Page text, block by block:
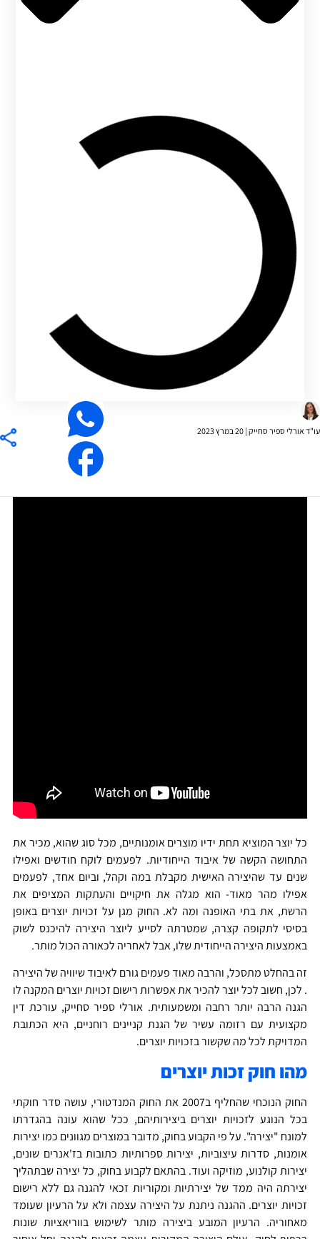
ספיר סחייק |20 במרץ 2023
יוצר המוציא תחת ידיו מוצרים אומנותיים, מכל סוג שהוא, מכיר את
הקשה של איבוד הייחודיות. לפעמים לוקח חודשים ואפילו
עד שהיצירה האישית מקבלת במה וקהל, וביום אחד, לפעמים
מהר מאוד- הוא מגלה את חיקויים והעתקות המציפים את
את בתי האופנה ומה לא. החוק מגן על זכויות יוצרים באופן
לתקופה קצרה, שמטרתה לסייע ליוצר היצירה להיכנס לשוק
היצירה הייחודית שלו, אבל לאחריה לכאורה הכול מותר.
בהחלט מתסכל, והרבה מאוד פעמים גורם לאיבוד שיוויה של היצירה
חשוב לכל יוצר להכיר את אפשרות רישום זכויות יוצרים המקנה לו
הרבה יותר רחבה ומשמעותית. אורלי ספיר סחייק, עורכת דין
עם רזומה עשיר של הגנת קניינים רוחניים, היא הכתובת
לכל מה שקשור בזכויות יוצרים.
חוק זכות יוצרים
החוק הנוכחי שהחליף ב2007 את החוק המנדטורי, עושה סדר חוקתי
הנוגע לזכויות יוצרים ביצירותיהם, ככל שהוא עונה בהגדרתו
"יצירה". על פי הקבוע בחוק, מדובר במוצרים מגוונים כמו יצירות
סדרות עיצוביות, יצירות ספרותיות כתובות בז'אנרים שונים,
קולנוע, מוזיקה ועוד. בהתאם לקבוע בחוק, כל יצירה שבתהליך
היה ממד של יצירתיות ומקוריות זכאי להגנה גם ללא רישום
יוצרים. ההגנה ניתנת על היצירה עצמה ולא על הרעיון שעומד
הרעיון המובע ביצירה מותר לשימוש בווריאציות שונות